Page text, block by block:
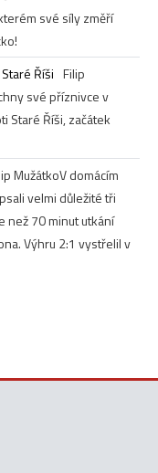
své síly změří
Říši Filip
své příznivce v
Staré Říši, začátek
MužátkoV domácím
velmi důležité tři
než 70 minut utkání
Výhru 2:1 vystřelil v